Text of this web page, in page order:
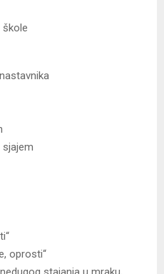
škole
oprosti“